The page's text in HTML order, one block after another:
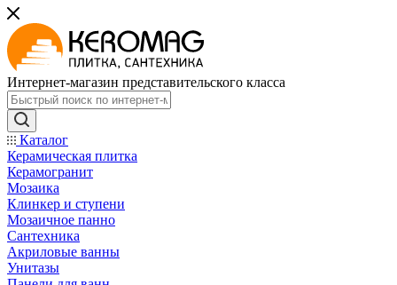
Интернет-магазин представительского класса
Каталог
Керамическая плитка
Керамогранит
Мозаика
Клинкер и ступени
Мозаичное панно
Сантехника
Акриловые ванны
Унитазы